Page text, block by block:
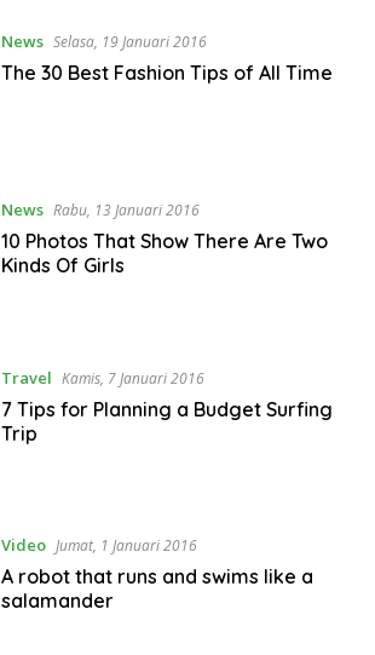
News Selasa, 19 Januari 2016
The 30 Best Fashion Tips of All Time
News Rabu, 13 Januari 2016
10 Photos That Show There Are Two
Kinds Of Girls
Travel Kamis, 7 Januari 2016
7 Tips for Planning a Budget Surfing
Trip
Video Jumat, 1 Januari 2016
A robot that runs and swims like a
salamander